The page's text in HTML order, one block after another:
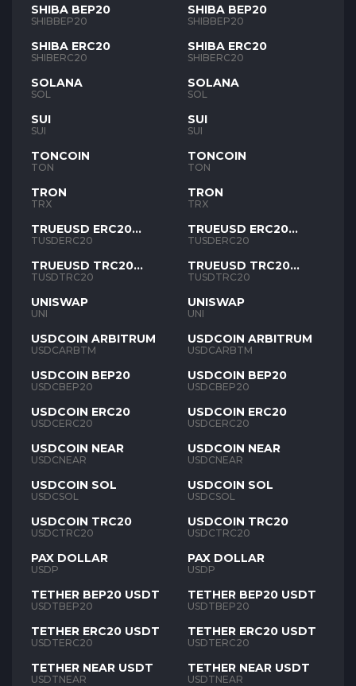
SHIBA BEP20
SHIBBEP20
SHIBA ERC20
SHIBERC20
SOLANA
SOL
SUI
SUI
TONCOIN
TON
TRON
TRX
TRUEUSD ERC20
TUSD
TUSDERC20
TRUEUSD TRC20
TUSD
TUSDTRC20
UNISWAP
UNI
USDCOIN ARBITRUM
USDCARBTM
USDCOIN BEP20
USDCBEP20
USDCOIN ERC20
USDCERC20
USDCOIN NEAR
USDCNEAR
USDCOIN SOL
USDCSOL
USDCOIN TRC20
USDCTRC20
PAX DOLLAR
USDP
TETHER BEP20 USDT
USDTBEP20
TETHER ERC20 USDT
USDTERC20
TETHER NEAR USDT
USDTNEAR
SHIBA BEP20
SHIBBEP20
SHIBA ERC20
SHIBERC20
SOLANA
SOL
SUI
SUI
TONCOIN
TON
TRON
TRX
TRUEUSD ERC20
TUSD
TUSDERC20
TRUEUSD TRC20
TUSD
TUSDTRC20
UNISWAP
UNI
USDCOIN ARBITRUM
USDCARBTM
USDCOIN BEP20
USDCBEP20
USDCOIN ERC20
USDCERC20
USDCOIN NEAR
USDCNEAR
USDCOIN SOL
USDCSOL
USDCOIN TRC20
USDCTRC20
PAX DOLLAR
USDP
TETHER BEP20 USDT
USDTBEP20
TETHER ERC20 USDT
USDTERC20
TETHER NEAR USDT
USDTNEAR